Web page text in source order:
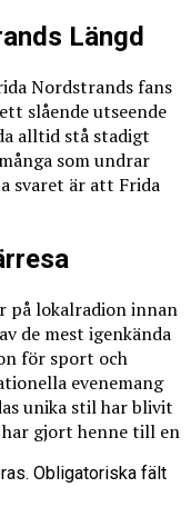
Längd
Nordstrands fans
slående utseende
alltid stå stadigt
som undrar
svaret är att Frida
på lokalradion innan
de mest igenkända
för sport och
evenemang
unika stil har blivit
har gjort henne till en
Obligatoriska fält